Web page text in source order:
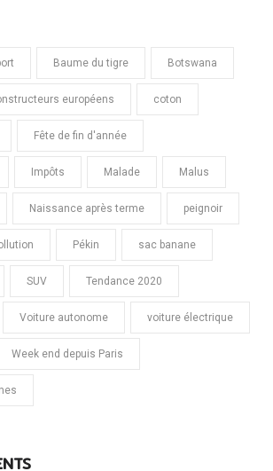
Baume du tigre Botswana
européens coton
Fête de fin d'année
Impôts Malade Malus
Naissance après terme peignoir
Pékin sac banane
SUV Tendance 2020
Voiture autonome voiture électrique
Week end depuis Paris